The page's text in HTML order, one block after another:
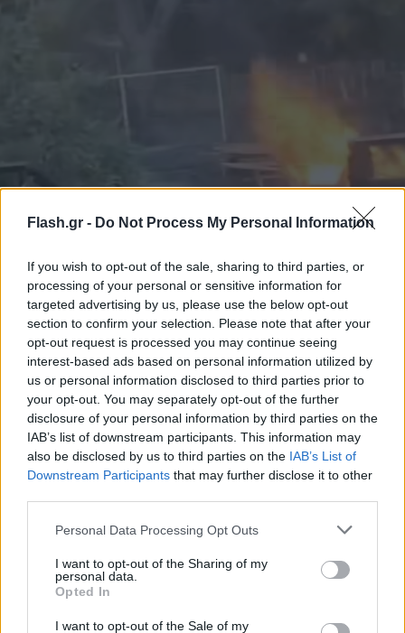
Flash.gr - Do Not Process My Personal Information
If you wish to opt-out of the sale, sharing to third parties, or
processing of your personal or sensitive information for
targeted advertising by us, please use the below opt-out
section to confirm your selection. Please note that after your
opt-out request is processed you may continue seeing
interest-based ads based on personal information utilized by
us or personal information disclosed to third parties prior to
your opt-out. You may separately opt-out of the further
disclosure of your personal information by third parties on the
IAB’s list of downstream participants. This information may
also be disclosed by us to third parties on the IAB’s List of
Downstream Participants that may further disclose it to other
Please note that this website/app uses one or more Google
not limited to your visit or usage behaviour. You may click to
grant or deny consent to Google and its third-party tags to
use your data for below specified purposes in below Google
consent section.
Personal Data Processing Opt Outs
I want to opt-out of the Sharing of my
personal data.
Opted In
I want to opt-out of the Sale of my
Συγκλονιστικό βίντεο στον Κουβαρά:
Αστυνομικοί απομακρύνουν ηλικιωμένη από
τη φωτιά
10.08.2026